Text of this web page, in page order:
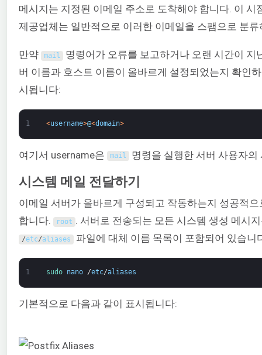
메시지는 지정된 이메일 주소로 도착해야 합니다. 이
제공업체는 일반적으로 이러한 이메일을 스팸으로 분
만약 mail 명령어가 오류를 보고하거나 오랜 시간이 지
버 이름과 호스트 이름이 올바르게 설정되었는지 확인
시됩니다:
1 <username>@<domain>
여기서 username은 mail 명령을 실행한 서버 사용자의
시스템 메일 전달하기
이메일 서버가 올바르게 구성되고 작동하는지 성공적
합니다.
root . 서버로 전송되는 모든 시스템 생성 메시
/etc/aliases 파일에 대체 이름 목록이 포함되어 있습니
1 sudo nano /etc/aliases
기본적으로 다음과 같이 표시됩니다: